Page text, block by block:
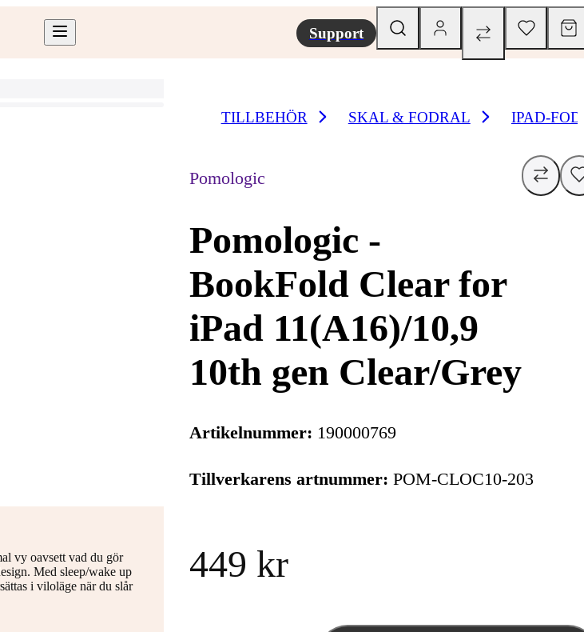
Support
vy oavsett vad du gör
Med sleep/wake up
i viloläge när du slår
TILLBEHÖR SKAL & FODRAL IPAD-
Pomologic
Pomologic -
BookFold Clear for
iPad 11(A16)/10,9
10th gen Clear/Grey
Artikelnummer: 190000769
Tillverkarens artnummer: POM-CLOC10-203
449 kr